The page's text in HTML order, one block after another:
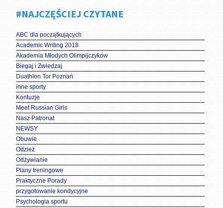
#NAJCZĘŚCIEJ CZYTANE
ABC dla początkujących
Academic Writing 2018
Akademia Młodych Olimpijczyków
Biegaj i Zwiedzaj
Duathlon Tor Poznań
inne sporty
Kontuzje
Meet Russian Girls
Nasz Patronat
NEWSY
Obuwie
Odzież
Odżywianie
Plany treningowe
Praktyczne Porady
przygotowanie kondycyjne
Psychologia sportu